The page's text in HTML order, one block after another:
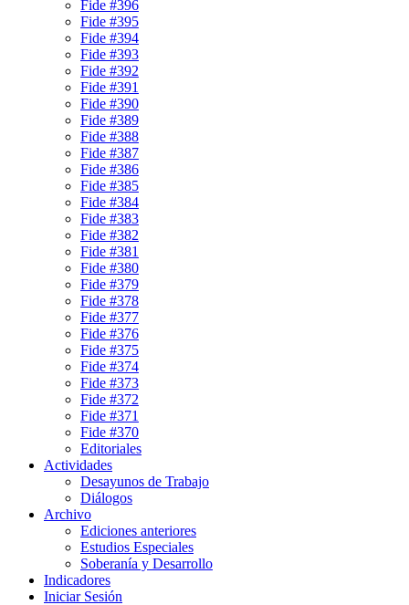
Fide #396
Fide #395
Fide #394
Fide #393
Fide #392
Fide #391
Fide #390
Fide #389
Fide #388
Fide #387
Fide #386
Fide #385
Fide #384
Fide #383
Fide #382
Fide #381
Fide #380
Fide #379
Fide #378
Fide #377
Fide #376
Fide #375
Fide #374
Fide #373
Fide #372
Fide #371
Fide #370
Editoriales
Actividades
Desayunos de Trabajo
Diálogos
Archivo
Ediciones anteriores
Estudios Especiales
Soberanía y Desarrollo
Indicadores
Iniciar Sesión